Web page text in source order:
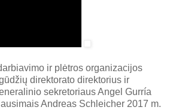
ir plėtros organizacijos
direktorato direktorius ir
sekretoriaus Angel Gurría
Andreas Schleicher 2017 m.